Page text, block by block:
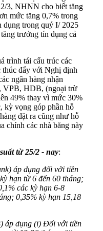
3, NHNN cho biết tăng
mức tăng 0,7% trong
dụng trong quý I/ 2025
trưởng tín dụng cả
trình tái cấu trúc các
thúc đẩy với Nghị định
ngân hàng nhận
VPB, HDB, (ngoại trừ
49% thay vì mức 30%
kỳ vọng góp phần hỗ
đặt ra cũng như hỗ
chính các nhà băng này
từ 25/2 - nay:
áp dụng đối với tiền
hạn từ 6 đến 60 tháng;
các kỳ hạn 6-8
0,35% kỳ hạn 15,18
áp dụng (i) Đối với tiền